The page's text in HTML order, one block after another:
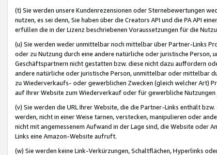
(t) Sie werden unsere Kundenrezensionen oder Sternebewertungen
nutzen, es sei denn, Sie haben über die Creators API und die PA API
erfüllen die in der Lizenz beschriebenen Voraussetzungen für die
(u) Sie werden weder unmittelbar noch mittelbar über Partner-Links
oder zu Nutzung durch eine andere natürliche oder juristische
Geschäftspartnern nicht gestatten bzw. diese nicht dazu auffordern
andere natürliche oder juristische Person, unmittelbar oder mittelbar
zu Wiederverkaufs- oder gewerblichen Zwecken (gleich welcher Art)
auf Ihrer Website zum Wiederverkauf oder für gewerbliche
(v) Sie werden die URL Ihrer Website, die die Partner-Links enthält
werden, nicht in einer Weise tarnen, verstecken, manipulieren oder
nicht mit angemessenem Aufwand in der Lage sind, die Website oder
Links eine Amazon-Website aufruft.
(w) Sie werden keine Link-Verkürzungen, Schaltflächen, Hyperlinks